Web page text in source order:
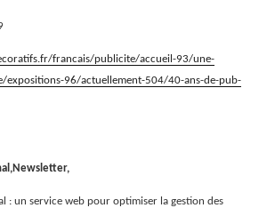
francais/publicite/accueil-93/une-
96/actuellement-504/40-ans-de-pub-
: un service web pour optimiser la gestion des